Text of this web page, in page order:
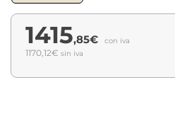
1415,85€ con iva
1170,12€ sin iva